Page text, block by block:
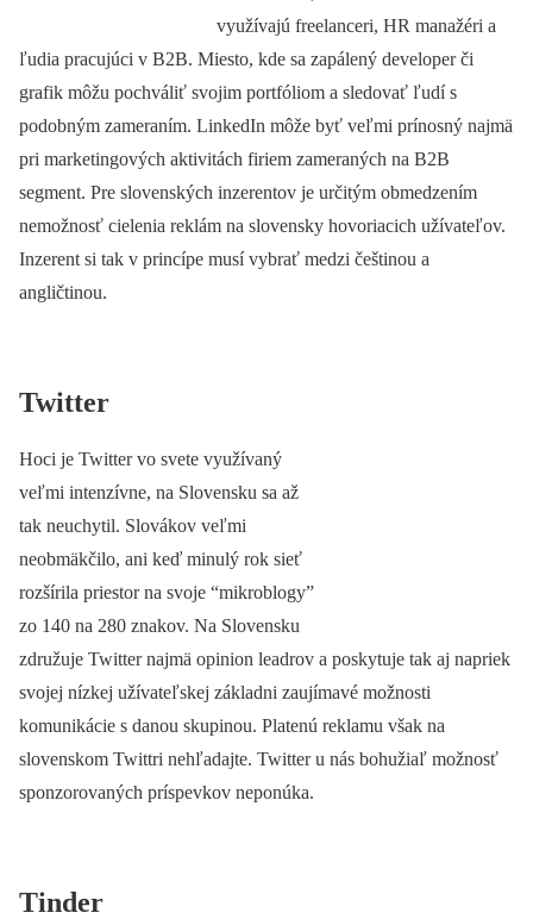
využívajú freelanceri, HR manažéri a
ľudia pracujúci v B2B. Miesto, kde sa zapálený developer či
grafik môžu pochváliť svojim portfóliom a sledovať ľudí s
podobným zameraním. LinkedIn môže byť veľmi prínosný najmä
pri marketingových aktivitách firiem zameraných na B2B
segment. Pre slovenských inzerentov je určitým obmedzením
nemožnosť cielenia reklám na slovensky hovoriacich užívateľov.
Inzerent si tak v princípe musí vybrať medzi češtinou a
angličtinou.
Twitter
Hoci je Twitter vo svete využívaný
veľmi intenzívne, na Slovensku sa až
tak neuchytil. Slovákov veľmi
neobmäkčilo, ani keď minulý rok sieť
rozšírila priestor na svoje “mikroblogy”
zo 140 na 280 znakov. Na Slovensku
združuje Twitter najmä opinion leadrov a poskytuje tak aj napriek
svojej nízkej užívateľskej základni zaujímavé možnosti
komunikácie s danou skupinou. Platenú reklamu však na
slovenskom Twittri nehľadajte. Twitter u nás bohužiaľ možnosť
sponzorovaných príspevkov neponúka.
Tinder